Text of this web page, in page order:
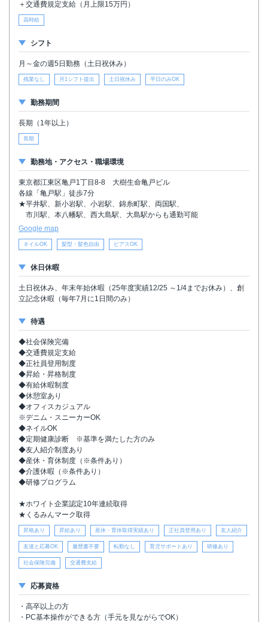
＋交通費規定支給（月上限15万円）
高時給
シフト
月～金の週5日勤務（土日祝休み）
残業なし 月1シフト提出 土日祝休み 平日のみOK
勤務期間
長期（1年以上）
長期
勤務地・アクセス・職場環境
東京都江東区亀戸1丁目8-8 大樹生命亀戸ビル
各線「亀戸駅」徒歩7分
★平井駅、新小岩駅、小岩駅、錦糸町駅、両国駅、
市川駅、本八幡駅、西大島駅、大島駅からも通勤可能
Google map
ネイルOK 髪型・髪色自由 ピアスOK
休日休暇
土日祝休み、年末年始休暇（25年度実績12/25 ～1/4までお休み）、創
立記念休暇（毎年7月に1日間のみ）
待遇
◆社会保険完備
◆交通費規定支給
◆正社員登用制度
◆昇給・昇格制度
◆有給休暇制度
◆休憩室あり
◆オフィスカジュアル
※デニム・スニーカーOK
◆ネイルOK
◆定期健康診断 ※基準を満たした方のみ
◆友人紹介制度あり
◆産休・育休制度（※条件あり）
◆介護休暇（※条件あり）
◆研修プログラム
★ホワイト企業認定10年連続取得
★くるみんマーク取得
昇格あり 昇給あり 産休・育休取得実績あり 正社員登用あり 友人紹介
友達と応募OK 履歴書不要 転勤なし 育児サポートあり 研修あり
社会保険完備 交通費支給
応募資格
・高卒以上の方
・PC基本操作ができる方（手元を見ながらでOK）